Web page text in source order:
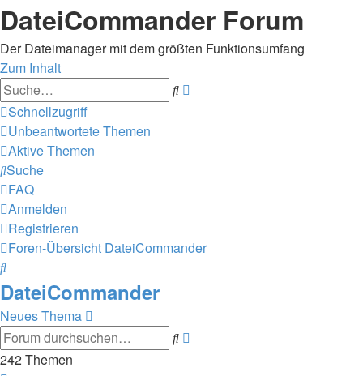
DateiCommander Forum
Der Dateimanager mit dem größten Funktionsumfang
Zum Inhalt
Suche
Schnellzugriff
Unbeantwortete Themen
Aktive Themen
Suche
FAQ
Anmelden
Registrieren
Foren-Übersicht DateiCommander
Suche
DateiCommander
Neues Thema
Suche
242 Themen